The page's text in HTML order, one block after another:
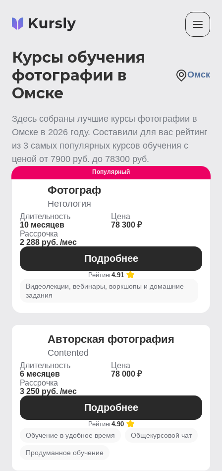
Курсы обучения
фотографии в
Омске
Омск
Здесь собраны лучшие курсы фотографии в
Омске в 2026 году. Составили для вас рейтинг
из 3 самых популярных курсов обучения с
ценой от 7900 руб. до 78300 руб.
Популярный
Фотограф
Нетология
Длительность
10 месяцев
Цена
78 300 ₽
Рассрочка
2 288 руб. /мес
Подробнее
Рейтинг4.91
Видеолекции, вебинары, воркшопы и домашние
задания
Авторская фотография
Contented
Длительность
6 месяцев
Цена
78 000 ₽
Рассрочка
3 250 руб. /мес
Подробнее
Рейтинг4.90
Обучение в удобное время Общекурсовой чат
Продуманное обучение